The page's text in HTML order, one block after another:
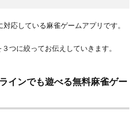
応している麻雀ゲームアプリです。
つに絞ってお伝えしていきます。
インでも遊べる無料麻雀ゲー